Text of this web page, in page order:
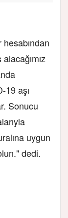
hesabından
19 aşı
Sonucu
uygun
dedi.